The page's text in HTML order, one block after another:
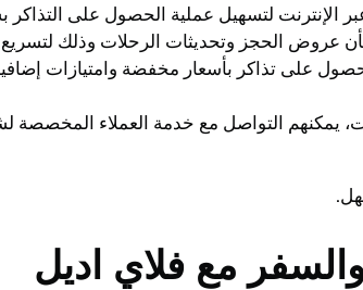
على تذاكر بأسعار مخفضة وامتيازات
يمكنهم التواصل مع خدمة العملاء المخصصة
مع فلاي اديل